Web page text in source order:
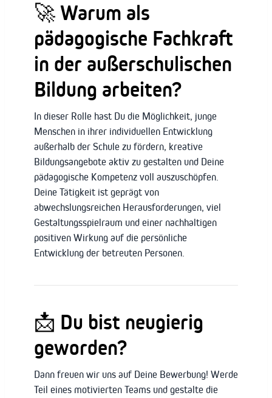
🚀 Warum als
pädagogische Fachkraft
in der außerschulischen
Bildung arbeiten?
In dieser Rolle hast Du die Möglichkeit, junge
Menschen in ihrer individuellen Entwicklung
außerhalb der Schule zu fördern, kreative
Bildungsangebote aktiv zu gestalten und Deine
pädagogische Kompetenz voll auszuschöpfen.
Deine Tätigkeit ist geprägt von
abwechslungsreichen Herausforderungen, viel
Gestaltungsspielraum und einer nachhaltigen
positiven Wirkung auf die persönliche
Entwicklung der betreuten Personen.
📩 Du bist neugierig
geworden?
Dann freuen wir uns auf Deine Bewerbung! Werde
Teil eines motivierten Teams und gestalte die